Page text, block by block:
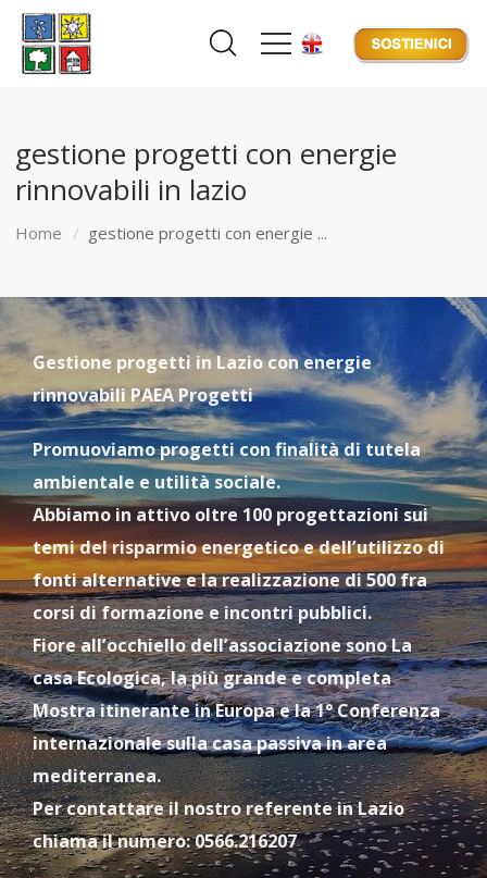
gestione progetti con energie
rinnovabili in lazio
Home gestione progetti con energie ...
Gestione progetti in Lazio con energie
rinnovabili PAEA Progetti
Promuoviamo progetti con finalità di tutela
ambientale e utilità sociale.
Abbiamo in attivo oltre 100 progettazioni sui
temi del risparmio energetico e dell’utilizzo di
fonti alternative e la realizzazione di 500 fra
corsi di formazione e incontri pubblici.
Fiore all’occhiello dell’associazione sono La
casa Ecologica, la più grande e completa
Mostra itinerante in Europa e la 1° Conferenza
internazionale sulla casa passiva in area
mediterranea.
Per contattare il nostro referente in Lazio
chiama il numero: 0566.216207